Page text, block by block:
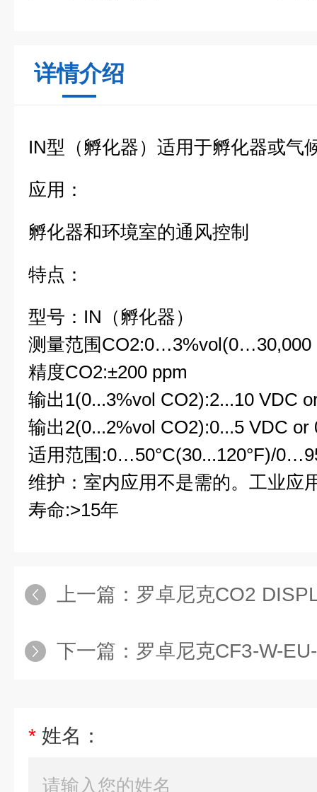
详情介绍
IN型（孵化器）适用于孵化器或气
应用：
孵化器和环境室的通风控制
特点：
型号：IN（孵化器）
测量范围CO2:0…3%vol(0…30,000
精度CO2:±200 ppm
输出1(0...3%vol CO2):2...10 VDC
输出2(0...2%vol CO2):0...5 VDC or
适用范围:0…50°C(30...120°F)/
维护：室内应用不是需的。工业应
寿命:>15年
上一篇： 罗卓尼克CO2
下一篇： 罗卓尼克CF3-W-
* 姓名：